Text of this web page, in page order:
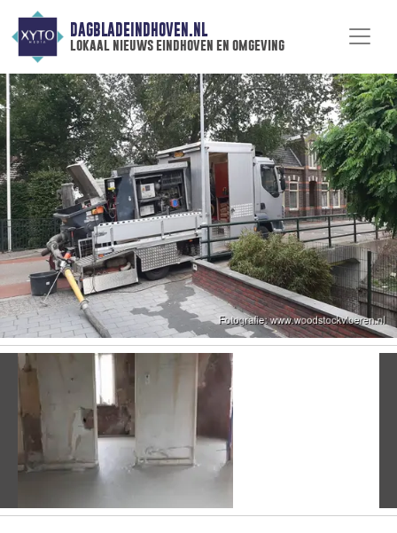
DAGBLADEINDHOVEN.NL
lokaal nieuws eindhoven en omgeving
Vorige